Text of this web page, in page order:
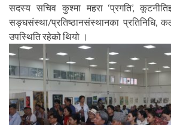
सदस्य सचिव कुश्मा महरा ‘प्रगति’,
सङ्घसंस्था/प्रतिष्ठानसंस्थानका प्रतिनिधि,
उपस्थिति रहेको थियो ।